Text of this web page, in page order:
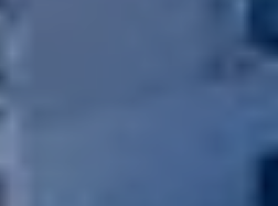
navegación. Gracias a ellas,
de navegación en el sitio web y
relacionada con el perfil de